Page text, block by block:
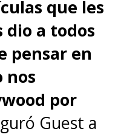
que les
dio a todos
pensar en
nos
por
Guest a